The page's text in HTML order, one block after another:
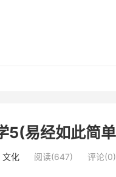
5(易经如此简
文化 阅读(647) 评论(0)